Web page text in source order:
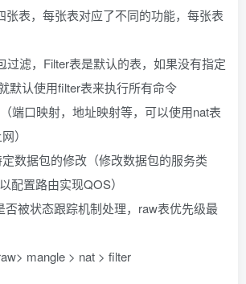
张表，每张表对应了不同的功能，每张表
过滤，Filter表是默认的表，如果没有指定
默认使用filter表来执行所有命令
端口映射，地址映射等，可以使用nat表
）
数据包的修改（修改数据包的服务类
配置路由实现QOS）
否被状态跟踪机制处理，raw表优先级最
mangle > nat > filter